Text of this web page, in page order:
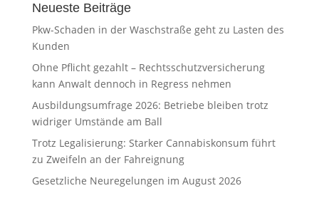
Neueste Beiträge
Pkw-Schaden in der Waschstraße geht zu Lasten des
Kunden
Ohne Pflicht gezahlt – Rechtsschutzversicherung
kann Anwalt dennoch in Regress nehmen
Ausbildungsumfrage 2026: Betriebe bleiben trotz
widriger Umstände am Ball
Trotz Legalisierung: Starker Cannabiskonsum führt
zu Zweifeln an der Fahreignung
Gesetzliche Neuregelungen im August 2026